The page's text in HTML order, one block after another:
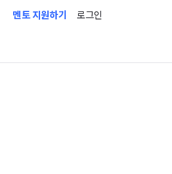
멘토 지원하기 로그인